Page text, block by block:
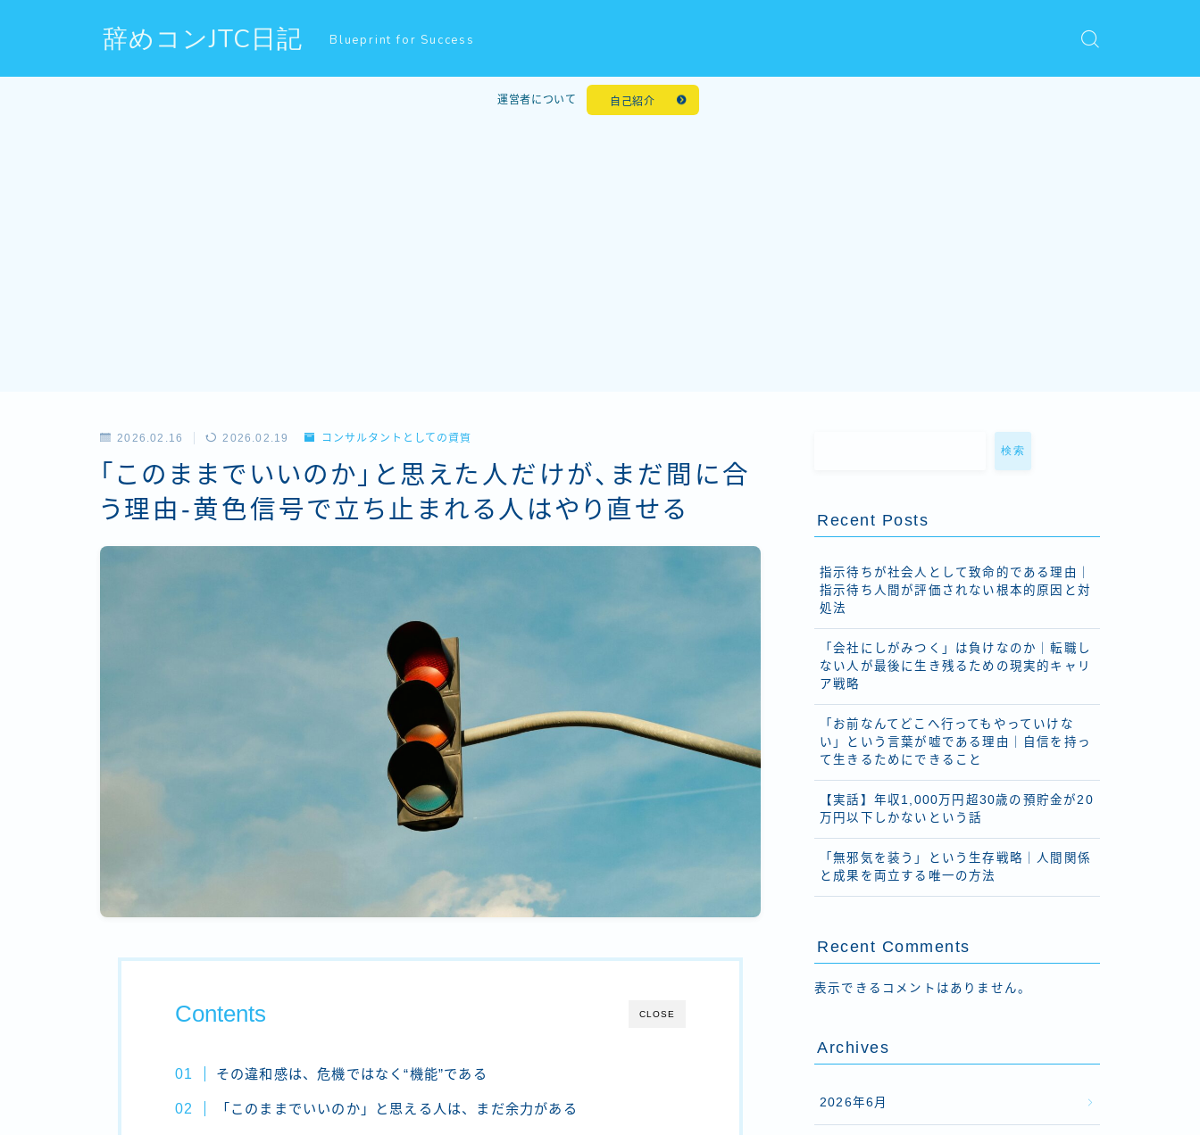
辞めコンJTC日記 Blueprint for Success
運営者について 自己紹介
2026.02.16 2026.02.19 コンサルタントとしての資質
「このままでいいのか」と思えた人だけが、まだ間に合
う理由‐黄色信号で立ち止まれる人はやり直せる
CLOSE
Contents
その違和感は、危機ではなく“機能”である
「このままでいいのか」と思える人は、まだ余力がある
検索
Recent Posts
指示待ちが社会人として致命的である理由｜
指示待ち人間が評価されない根本的原因と対
処法
「会社にしがみつく」は負けなのか｜転職し
ない人が最後に生き残るための現実的キャリ
ア戦略
「お前なんてどこへ行ってもやっていけな
い」という言葉が嘘である理由｜自信を持っ
て生きるためにできること
【実話】年収1,000万円超30歳の預貯金が20
万円以下しかないという話
「無邪気を装う」という生存戦略｜人間関係
と成果を両立する唯一の方法
Recent Comments
表示できるコメントはありません。
Archives
2026年6月